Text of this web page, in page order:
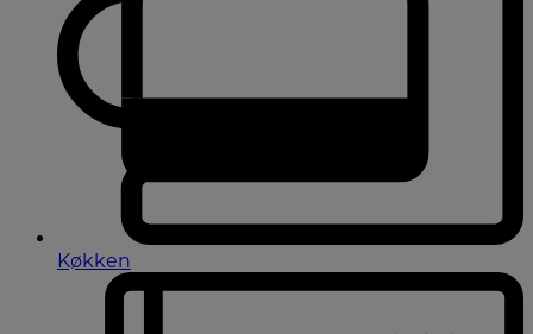
Køkken